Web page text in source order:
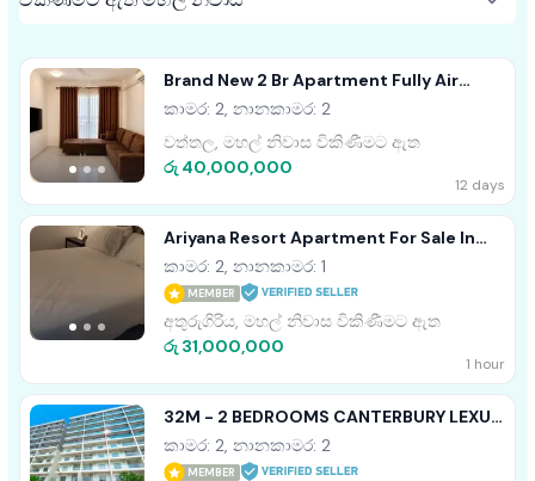
Brand New 2 Br Apartment Fully Air
Conditioned Wattala
කාමර: 2, නානකාමර: 2
වත්තල, මහල් නිවාස විකිණීමට ඇත
රු 40,000,000
12 days
Ariyana Resort Apartment For Sale In
Athurugiriya - EA284
කාමර: 2, නානකාමර: 1
MEMBER
අතුරුගිරිය, මහල් නිවාස විකිණීමට ඇත
රු 31,000,000
1 hour
32M - 2 BEDROOMS CANTERBURY LEXUS
APARTMENT FOR SALE PILIYANDALA
කාමර: 2, නානකාමර: 2
MEMBER